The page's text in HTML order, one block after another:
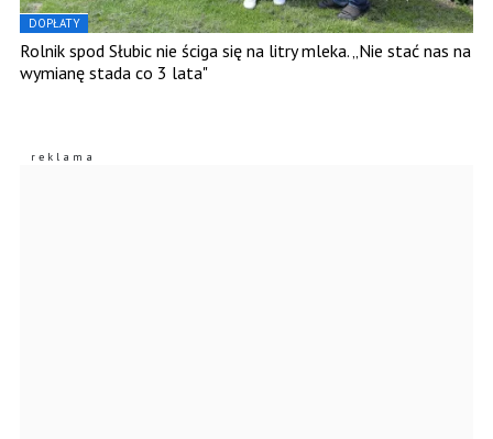
DOPŁATY
Rolnik spod Słubic nie ściga się na litry mleka. „Nie stać nas na
wymianę stada co 3 lata"